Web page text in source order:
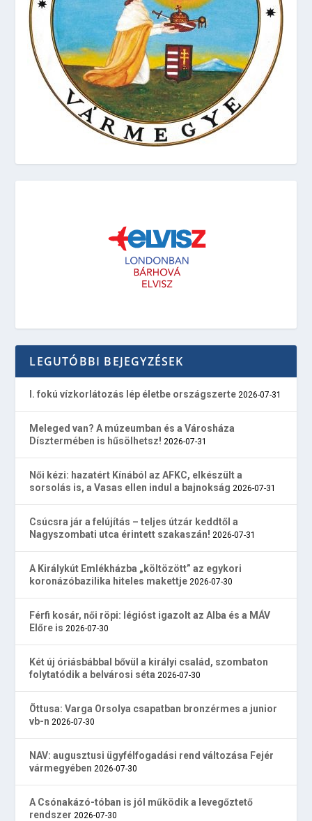
LEGUTÓBBI BEJEGYZÉSEK
I. fokú vízkorlátozás lép életbe országszerte 2026-07-31
Meleged van? A múzeumban és a Városháza
Dísztermében is hűsölhetsz! 2026-07-31
Női kézi: hazatért Kínából az AFKC, elkészült a
sorsolás is, a Vasas ellen indul a bajnokság 2026-07-31
Csúcsra jár a felújítás – teljes útzár keddtől a
Nagyszombati utca érintett szakaszán! 2026-07-31
A Királykút Emlékházba „költözött” az egykori
koronázóbazilika hiteles makettje 2026-07-30
Férfi kosár, női röpi: légióst igazolt az Alba és a MÁV
Előre is 2026-07-30
Két új óriásbábbal bővül a királyi család, szombaton
folytatódik a belvárosi séta 2026-07-30
Öttusa: Varga Orsolya csapatban bronzérmes a junior
vb-n 2026-07-30
NAV: augusztusi ügyfélfogadási rend változása Fejér
vármegyében 2026-07-30
A Csónakázó-tóban is jól működik a levegőztető
rendszer 2026-07-30